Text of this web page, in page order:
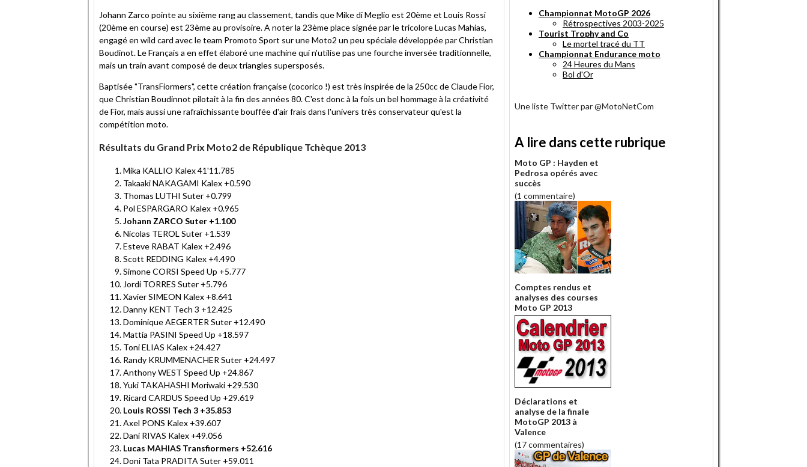
Johann Zarco pointe au sixième rang au classement, tandis que Mike di Meglio est 20ème et Louis Rossi
(20ème en course) est 23ème au provisoire. A noter la 23ème place signée par le tricolore Lucas Mahias,
engagé en wild card avec le team Promoto Sport sur une Moto2 un peu spéciale développée par Christian
Boudinot. Le Français a en effet élaboré une machine qui n'utilise pas une fourche inversée traditionnelle,
mais un train avant composé de deux triangles supersposés.
Baptisée "TransFiormers", cette création française (cocorico !) est très inspirée de la 250cc de Claude Fior,
que Christian Boudinnot pilotait à la fin des années 80. C'est donc à la fois un bel hommage à la créativité
de Fior, mais aussi une rafraîchissante bouffée d'air frais dans l'univers très conservateur qu'est la
compétition moto.
Résultats du Grand Prix Moto2 de République Tchèque 2013
Mika KALLIO Kalex 41'11.785
Takaaki NAKAGAMI Kalex +0.590
Thomas LUTHI Suter +0.799
Pol ESPARGARO Kalex +0.965
Johann ZARCO Suter +1.100
Nicolas TEROL Suter +1.539
Esteve RABAT Kalex +2.496
Scott REDDING Kalex +4.490
Simone CORSI Speed Up +5.777
Jordi TORRES Suter +5.796
Xavier SIMEON Kalex +8.641
Danny KENT Tech 3 +12.425
Dominique AEGERTER Suter +12.490
Mattia PASINI Speed Up +18.597
Toni ELIAS Kalex +24.427
Randy KRUMMENACHER Suter +24.497
Anthony WEST Speed Up +24.867
Yuki TAKAHASHI Moriwaki +29.530
Ricard CARDUS Speed Up +29.619
Louis ROSSI Tech 3 +35.853
Axel PONS Kalex +39.607
Dani RIVAS Kalex +49.056
Lucas MAHIAS Transfiormers +52.616
Doni Tata PRADITA Suter +59.011
Championnat MotoGP 2026
Rétrospectives 2003-2025
Tourist Trophy and Co
Le mortel tracé du TT
Championnat Endurance moto
24 Heures du Mans
Bol d'Or
Une liste Twitter par @MotoNetCom
A lire dans cette rubrique
Moto GP : Hayden et
Pedrosa opérés avec
succès
(1 commentaire)
Comptes rendus et
analyses des courses
Moto GP 2013
Déclarations et
analyse de la finale
MotoGP 2013 à
Valence
(17 commentaires)